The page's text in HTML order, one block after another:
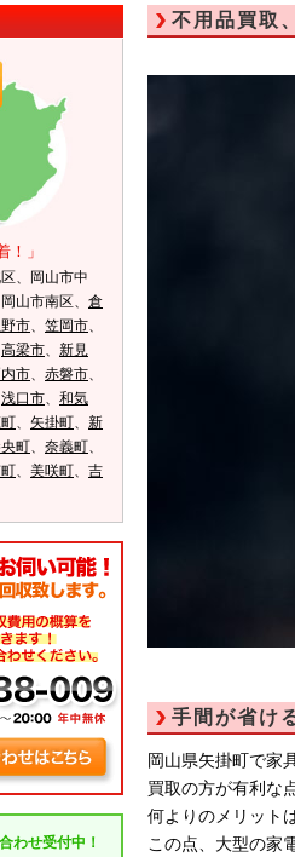
不用品買取
手間が省け
岡山県矢掛町で家
買取の方が有利な
何よりのメリット
この点、大型の家
！」
、岡山市中
山市南区、 倉
市、 笠岡市、
高梁市、 新見
市、 赤磐市、
浅口市、 和気
、 矢掛町、 新
町、 奈義町、
、 美咲町、 吉
わせ受付中！